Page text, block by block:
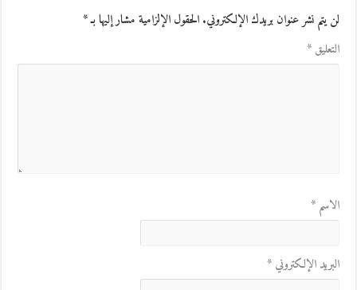
لن يتم نشر عنوان بريدك الإلكتروني.الحقول الإلزامية مشار إليها بـ*
التعليق*
الاسم*
البريد الإلكتروني*